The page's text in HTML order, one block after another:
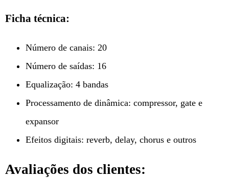
Ficha técnica:
Número de canais: 20
Número de saídas: 16
Equalização: 4 bandas
Processamento de dinâmica: compressor, gate e
expansor
Efeitos digitais: reverb, delay, chorus e outros
Avaliações dos clientes: